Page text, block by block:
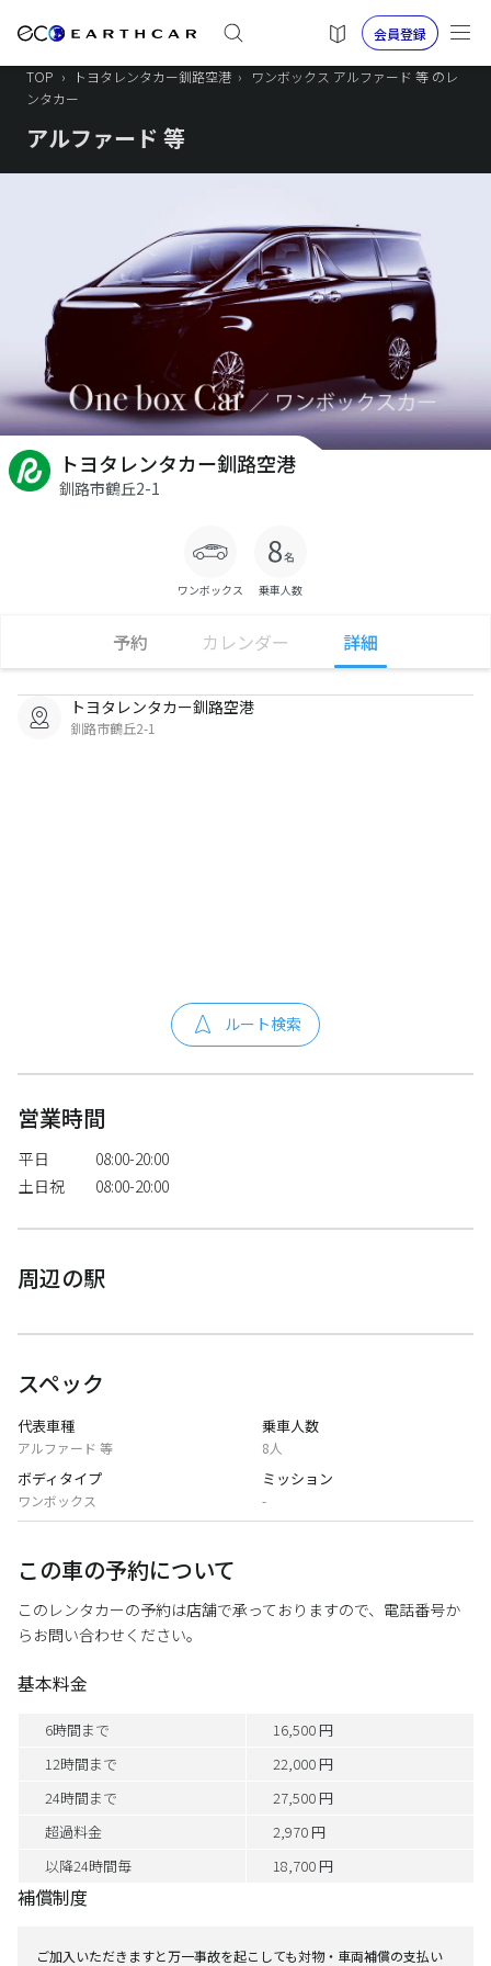
会員登録
TOP › トヨタレンタカー釧路空港 ›
ワンボックス アルファード 等 のレ
ンタカー
アルファード 等
トヨタレンタカー釧路空港
釧路市鶴丘2-1
ワンボックス 乗車人数
予約 カレンダー 詳細
トヨタレンタカー釧路空港
釧路市鶴丘2-1
ルート検索
営業時間
平日
08:00-20:00
土日祝
08:00-20:00
周辺の駅
スペック
代表車種
アルファード 等
乗車人数
8人
ボディタイプ
ワンボックス
ミッション
-
この車の予約について
このレンタカーの予約は店舗で承っておりますので、電話番号か
らお問い合わせください。
基本料金
6時間まで
16,500 円
12時間まで
22,000 円
24時間まで
27,500 円
超過料金
2,970 円
以降24時間毎
18,700 円
補償制度
ご加入いただきますと万一事故を起こしても対物・車両補償の支払い